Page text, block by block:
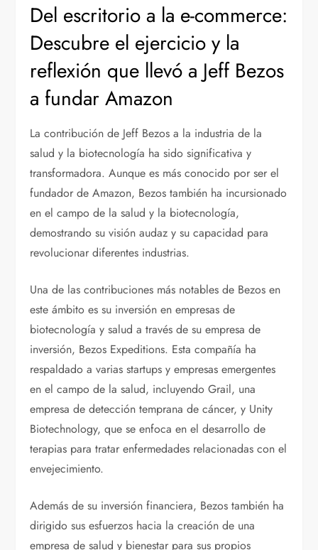
Del escritorio a la e-commerce:
Descubre el ejercicio y la
reflexión que llevó a Jeff Bezos
a fundar Amazon
La contribución de Jeff Bezos a la industria de la
salud y la biotecnología ha sido significativa y
transformadora. Aunque es más conocido por ser el
fundador de Amazon, Bezos también ha incursionado
en el campo de la salud y la biotecnología,
demostrando su visión audaz y su capacidad para
revolucionar diferentes industrias.
Una de las contribuciones más notables de Bezos en
este ámbito es su inversión en empresas de
biotecnología y salud a través de su empresa de
inversión, Bezos Expeditions. Esta compañía ha
respaldado a varias startups y empresas emergentes
en el campo de la salud, incluyendo Grail, una
empresa de detección temprana de cáncer, y Unity
Biotechnology, que se enfoca en el desarrollo de
terapias para tratar enfermedades relacionadas con el
envejecimiento.
Además de su inversión financiera, Bezos también ha
dirigido sus esfuerzos hacia la creación de una
empresa de salud y bienestar para sus propios